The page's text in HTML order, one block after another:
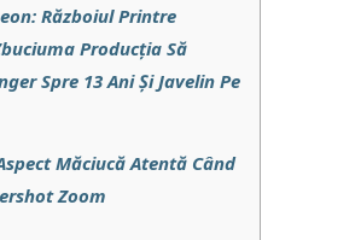
Războiul Printre
Producția Să
Spre 13 Ani Și Javelin Pe
Măciucă Atentă Când
Zoom